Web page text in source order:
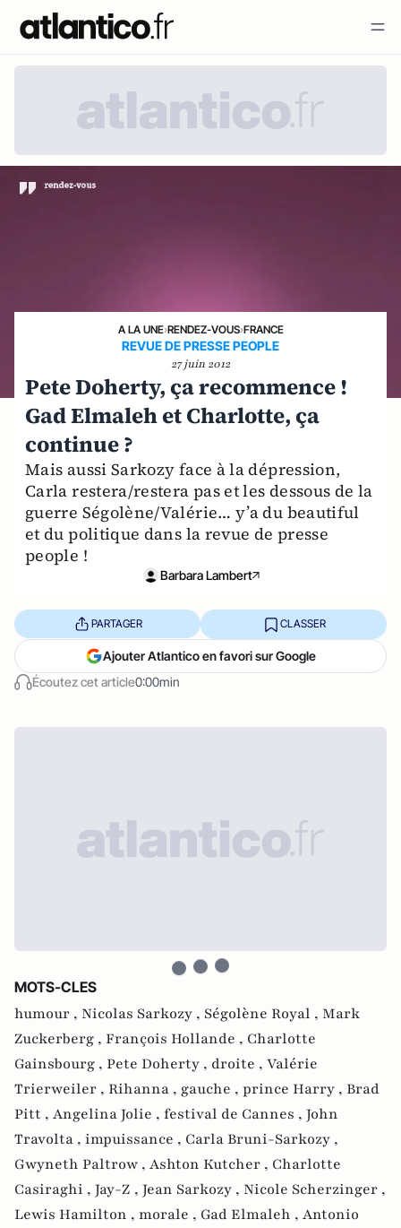
A LA UNE›RENDEZ-VOUS›FRANCE
REVUE DE PRESSE PEOPLE
27 juin 2012
Pete Doherty, ça recommence !
Gad Elmaleh et Charlotte, ça
continue ?
Mais aussi Sarkozy face à la dépression,
Carla restera/restera pas et les dessous de la
guerre Ségolène/Valérie… y’a du beautiful
et du politique dans la revue de presse
people !
Barbara Lambert
Écoutez cet article0:00min
PARTAGER CLASSER
Ajouter Atlantico en favori sur Google
MOTS-CLES
humour , Nicolas Sarkozy , Ségolène Royal , Mark
Zuckerberg , François Hollande , Charlotte
Gainsbourg , Pete Doherty , droite , Valérie
Trierweiler , Rihanna , gauche , prince Harry , Brad
Pitt , Angelina Jolie , festival de Cannes , John
Travolta , impuissance , Carla Bruni-Sarkozy ,
Gwyneth Paltrow , Ashton Kutcher , Charlotte
Casiraghi , Jay-Z , Jean Sarkozy , Nicole Scherzinger ,
Lewis Hamilton , morale , Gad Elmaleh , Antonio